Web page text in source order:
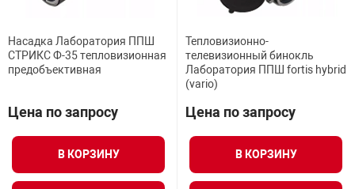
Насадка Лаборатория ППШ
СТРИКС Ф-35 тепловизионная
предобъективная
Цена по запросу
В КОРЗИНУ
Тепловизионно-
телевизионный бинокль
Лаборатория ППШ fortis hybrid
(vario)
Цена по запросу
В КОРЗИНУ